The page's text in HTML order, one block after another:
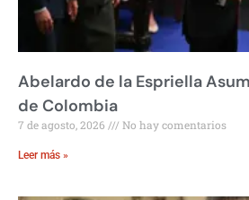
Abelardo de la Espriella
de Colombia
7 de agosto, 2026 No hay comentarios
Leer más »